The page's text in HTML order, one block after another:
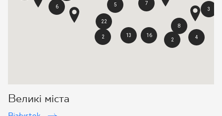
6 3
13
22
8
16
2
7
2
5
4
Великі міста